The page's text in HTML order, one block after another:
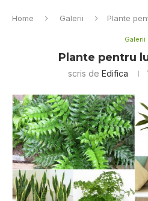
Home Galerii Plante
Galerii
Plante pentru
scris de Edifica